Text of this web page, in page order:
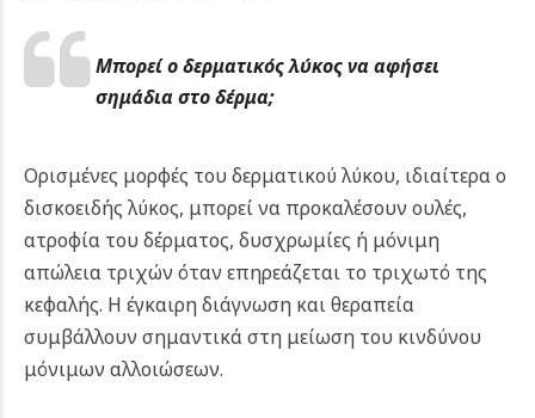
Μπορεί ο δερματικός λύκος να αφήσει
σημάδια στο δέρμα;
Ορισμένες μορφές του δερματικού λύκου, ιδιαίτερα ο
δισκοειδής λύκος, μπορεί να προκαλέσουν ουλές,
ατροφία του δέρματος, δυσχρωμίες ή μόνιμη
απώλεια τριχών όταν επηρεάζεται το τριχωτό της
κεφαλής. Η έγκαιρη διάγνωση και θεραπεία
συμβάλλουν σημαντικά στη μείωση του κινδύνου
μόνιμων αλλοιώσεων.